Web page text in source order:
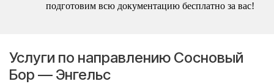
подготовим всю документацию бесплатно за вас!
Услуги по направлению Сосновый
Бор — Энгельс